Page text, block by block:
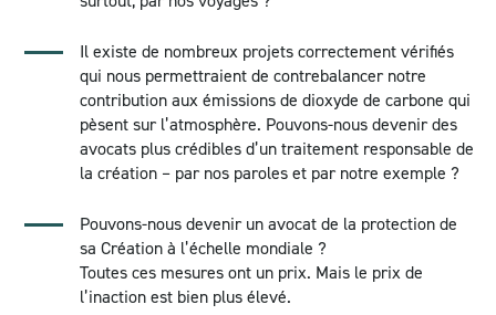
Il existe de nombreux projets correctement vérifiés
qui nous permettraient de contrebalancer notre
contribution aux émissions de dioxyde de carbone qui
pèsent sur l’atmosphère. Pouvons-nous devenir des
avocats plus crédibles d’un traitement responsable de
la création – par nos paroles et par notre exemple ?
Pouvons-nous devenir un avocat de la protection de
sa Création à l’échelle mondiale ?
Toutes ces mesures ont un prix. Mais le prix de
l’inaction est bien plus élevé.